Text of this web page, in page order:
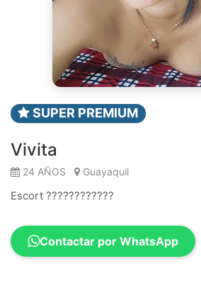
SUPER PREMIUM
Vivita
24 AÑOS Guayaquil
Escort ????????????
Contactar por WhatsApp